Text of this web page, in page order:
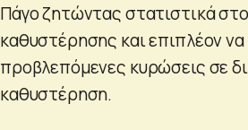
Πάγο ζητώντας στατιστικά
καθυστέρησης και επιπλέον
προβλεπόμενες κυρώσεις σε
καθυστέρηση.